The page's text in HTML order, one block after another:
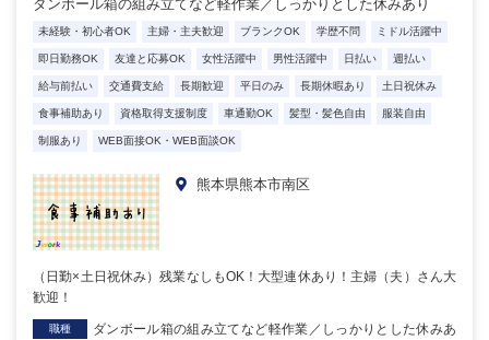
ダンボール箱の組み立てなど軽作業／しっかりとした休みあり
未経験・初心者OK 主婦・主夫歓迎 ブランクOK 学歴不問 ミドル活躍中
即日勤務OK 友達と応募OK 女性活躍中 男性活躍中 日払い 週払い
給与前払い 交通費支給 長期歓迎 平日のみ 長期休暇あり 土日祝休み
食事補助あり 資格取得支援制度 車通勤OK 髪型・髪色自由 服装自由
制服あり WEB面接OK・WEB面談OK
熊本県熊本市南区
（日勤×土日祝休み）残業なしもOK！大型連休あり！主婦（夫）さん大
歓迎！
職種
ダンボール箱の組み立てなど軽作業／しっかりとした休みあ